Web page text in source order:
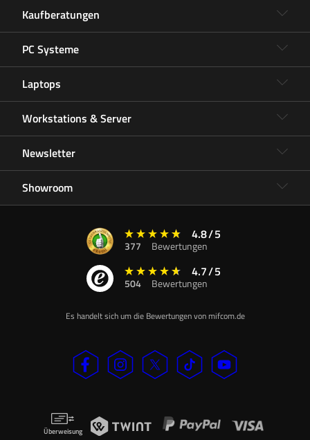
Kaufberatungen
PC Systeme
Laptops
Workstations & Server
Newsletter
Showroom
4.8/5
377 Bewertungen
4.7/5
504 Bewertungen
Es handelt sich um die Bewertungen von mifcom.de
Überweisung